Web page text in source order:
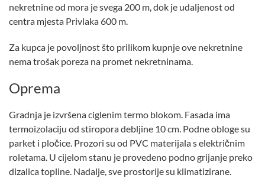
nekretnine od mora je svega 200 m, dok je udaljenost od
centra mjesta Privlaka 600 m.
Za kupca je povoljnost što prilikom kupnje ove nekretnine
nema trošak poreza na promet nekretninama.
Oprema
Gradnja je izvršena ciglenim termo blokom. Fasada ima
termoizolaciju od stiropora debljine 10 cm. Podne obloge su
parket i pločice. Prozori su od PVC materijala s električnim
roletama. U cijelom stanu je provedeno podno grijanje preko
dizalica topline. Nadalje, sve prostorije su klimatizirane.